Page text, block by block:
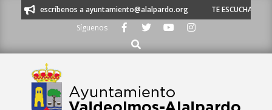
a ayuntamiento@alalpardo.org
TE ESCUCHAMOS -
Síguenos
Buscar